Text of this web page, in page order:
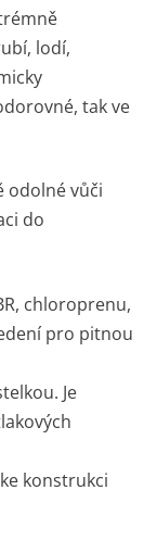
lodí,
tak ve
odolné vůči
do
chloroprenu,
pro pitnou
Je
konstrukci